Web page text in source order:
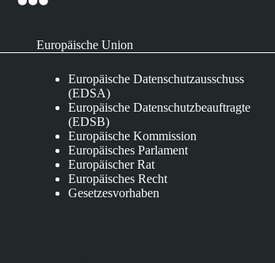
Europäische Union
Europäische Datenschutzausschuss
(EDSA)
Europäische Datenschutzbeauftragte
(EDSB)
Europäische Kommission
Europäisches Parlament
Europäischer Rat
Europäisches Recht
Gesetzesvorhaben